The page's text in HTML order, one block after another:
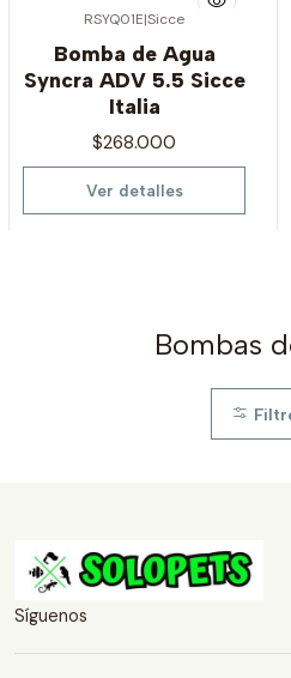
RSYQ01E|Sicce
Bomba de Agua
Syncra ADV 5.5 Sicce
Italia
$268.000
Ver detalles
Bombas
Síguenos